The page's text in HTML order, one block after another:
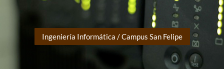
Ingeniería Informática / Campus San Felipe